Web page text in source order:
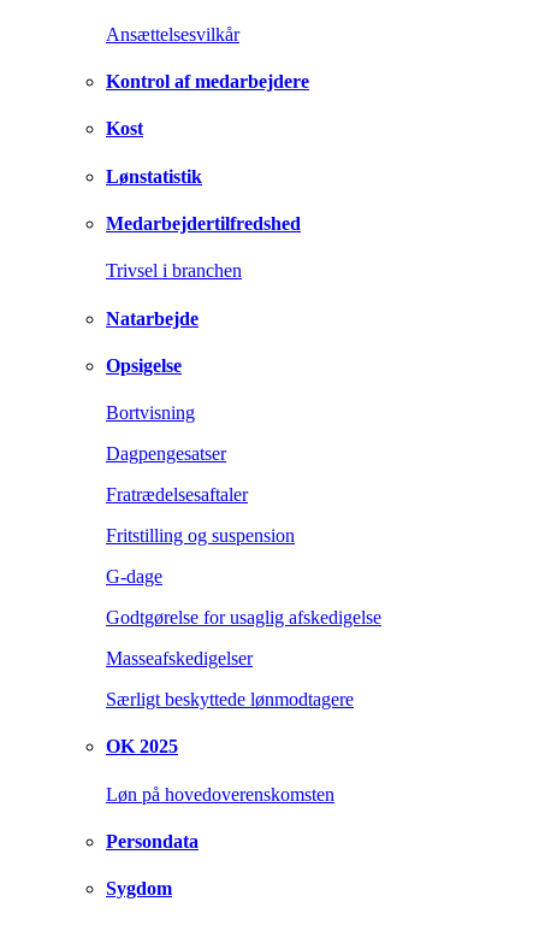
Ansættelsesvilkår
Kontrol af medarbejdere
Kost
Lønstatistik
Medarbejdertilfredshed
Trivsel i branchen
Natarbejde
Opsigelse
Bortvisning
Dagpengesatser
Fratrædelsesaftaler
Fritstilling og suspension
G-dage
Godtgørelse for usaglig afskedigelse
Masseafskedigelser
Særligt beskyttede lønmodtagere
OK 2025
Løn på hovedoverenskomsten
Persondata
Sygdom